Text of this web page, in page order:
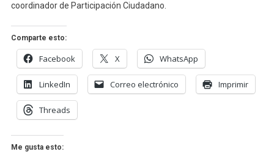
coordinador de Participación Ciudadano.
Comparte esto:
Facebook X WhatsApp
LinkedIn Correo electrónico Imprimir
Threads
Me gusta esto: